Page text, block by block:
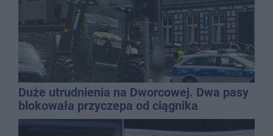
Duże utrudnienia na Dworcowej. Dwa pasy
blokowała przyczepa od ciągnika